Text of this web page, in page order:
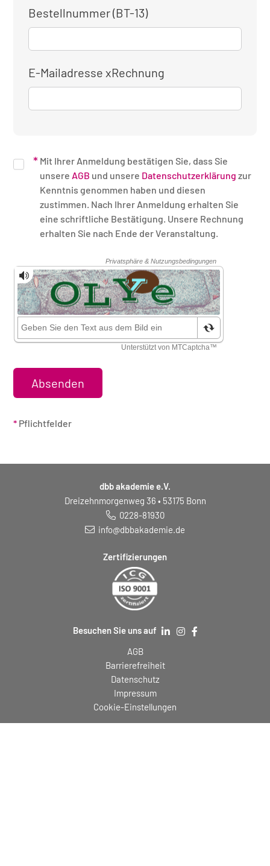
Bestellnummer (BT-13)
E-Mailadresse xRechnung
Mit Ihrer Anmeldung bestätigen Sie, dass Sie
unsere AGB und unsere Datenschutzerklärung zur
Kenntnis genommen haben und diesen
zustimmen. Nach Ihrer Anmeldung erhalten Sie
eine schriftliche Bestätigung. Unsere Rechnung
erhalten Sie nach Ende der Veranstaltung.
Sicherheitsüberprüfung
* Pflichtfelder
dbb akademie e.V.
Dreizehnmorgenweg 36 • 53175 Bonn
0228-81930
info@dbbakademie.de
Zertifizierungen
Besuchen Sie uns auf
AGB
Barrierefreiheit
Datenschutz
Impressum
Cookie-Einstellungen